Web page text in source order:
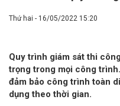
Thứ hai - 16/05/2022 15:20
Quy trình giám sát thi
trọng trong mọi công
đảm bảo công trình toàn
dụng theo thời gian.